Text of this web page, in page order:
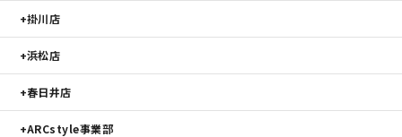
掛川店
浜松店
春日井店
ARCstyle事業部